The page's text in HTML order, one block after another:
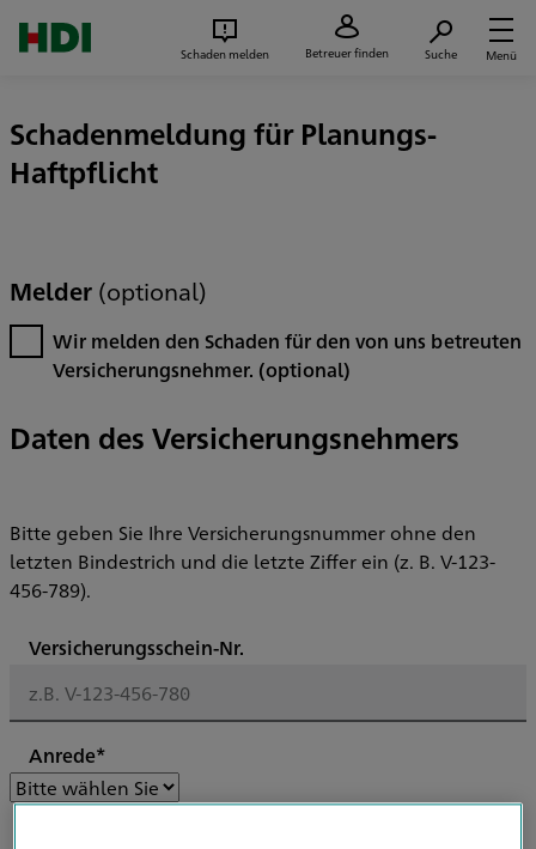
Zum Seiteninhalt springen
Schaden melden Betreuer finden Suche Menü
Schadenmeldung für Planungs-
Haftpflicht
Melder (optional)
Wir melden den Schaden für den von uns betreuten
Versicherungsnehmer. (optional)
Daten des Versicherungsnehmers
Bitte geben Sie Ihre Versicherungsnummer ohne den
letzten Bindestrich und die letzte Ziffer ein (z. B. V-123-
456-789).
Versicherungsschein-Nr.
Anrede*